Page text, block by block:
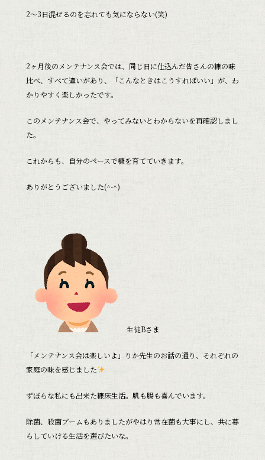
2～3日混ぜるのを忘れても気にならない(笑)
2ヶ月後のメンテナンス会では、同じ日に仕込んだ皆さんの糠の味
比べ、すべて違いがあり、「こんなときはこうすればいい」が、わ
かりやすく楽しかったです。
このメンテナンス会で、やってみないとわからないを再確認しまし
た。
これからも、自分のペースで糠を育てていきます。
ありがとうございました(^-^)
生徒Bさま
「メンテナンス会は楽しいよ」りか先生のお話の通り、それぞれの
家庭の味を感じました
ずぼらな私にも出来た糠床生活。肌も腸も喜んでいます。
除菌、殺菌ブームもありましたがやはり常在菌も大事にし、共に暮
らしていける生活を選びたいな。